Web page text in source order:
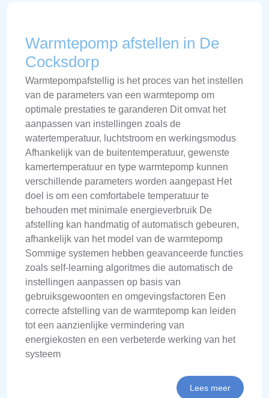
Warmtepomp afstellen in De
Cocksdorp
Warmtepompafstellig is het proces van het instellen
van de parameters van een warmtepomp om
optimale prestaties te garanderen Dit omvat het
aanpassen van instellingen zoals de
watertemperatuur, luchtstroom en werkingsmodus
Afhankelijk van de buitentemperatuur, gewenste
kamertemperatuur en type warmtepomp kunnen
verschillende parameters worden aangepast Het
doel is om een comfortabele temperatuur te
behouden met minimale energieverbruik De
afstelling kan handmatig of automatisch gebeuren,
afhankelijk van het model van de warmtepomp
Sommige systemen hebben geavanceerde functies
zoals self-learning algoritmes die automatisch de
instellingen aanpassen op basis van
gebruiksgewoonten en omgevingsfactoren Een
correcte afstelling van de warmtepomp kan leiden
tot een aanzienlijke vermindering van
energiekosten en een verbeterde werking van het
systeem
Lees meer